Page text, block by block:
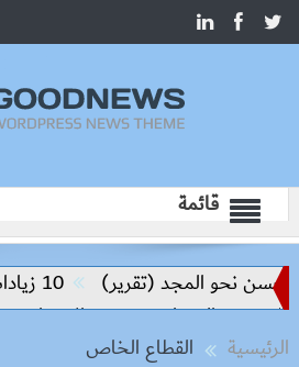
قائمة
(تقرير)
10 زيادات في 10 سنوات.. هل حان الوقت لرفع دعم البنزين نهائيا؟
وزيرة الإسكان تسرّع توفيق
الرئيسية
القطاع الخاص